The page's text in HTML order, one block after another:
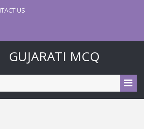
US
GUJARATI MCQ